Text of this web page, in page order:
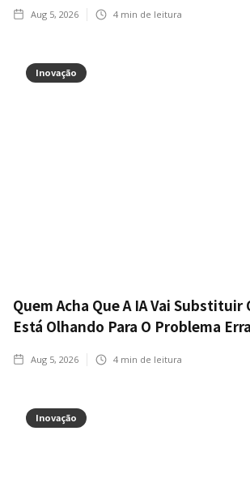
Aug 5, 2026 4 min de leitura
Inovação
Quem Acha Que A IA Vai Substituir
Está Olhando Para O Problema
Aug 5, 2026 4 min de leitura
Inovação